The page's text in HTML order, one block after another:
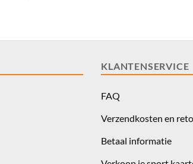
KLANTENSERVICE
FAQ
Verzendkosten en
Betaal informatie